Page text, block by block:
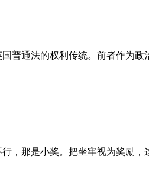
普通法的权利传统。前者作为
，那是小奖。把坐牢视为奖励